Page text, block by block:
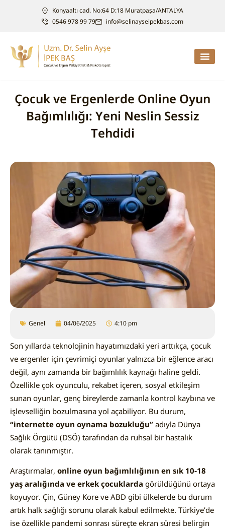
Konyaaltı cad. No:64 D:18 Muratpaşa/ANTALYA
0546 978 99 79
info@selinayseipekbas.com
Çocuk ve Ergenlerde Online Oyun
Bağımlılığı: Yeni Neslin Sessiz
Tehdidi
Genel 04/06/2025 4:10 pm
Son yıllarda teknolojinin hayatımızdaki yeri arttıkça, çocuk
ve ergenler için çevrimiçi oyunlar yalnızca bir eğlence aracı
değil, aynı zamanda bir bağımlılık kaynağı haline geldi.
Özellikle çok oyunculu, rekabet içeren, sosyal etkileşim
sunan oyunlar, genç bireylerde zamanla kontrol kaybına ve
işlevselliğin bozulmasına yol açabiliyor. Bu durum,
“internette oyun oynama bozukluğu” adıyla Dünya
Sağlık Örgütü (DSÖ) tarafından da ruhsal bir hastalık
olarak tanınmıştır.
Araştırmalar, online oyun bağımlılığının en sık 10-18
yaş aralığında ve erkek çocuklarda görüldüğünü ortaya
koyuyor. Çin, Güney Kore ve ABD gibi ülkelerde bu durum
artık halk sağlığı sorunu olarak kabul edilmekte. Türkiye’de
ise özellikle pandemi sonrası süreçte ekran süresi belirgin